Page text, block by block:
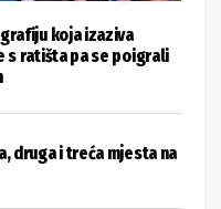
koja izaziva
s ratišta pa se poigrali
druga i treća mjesta na